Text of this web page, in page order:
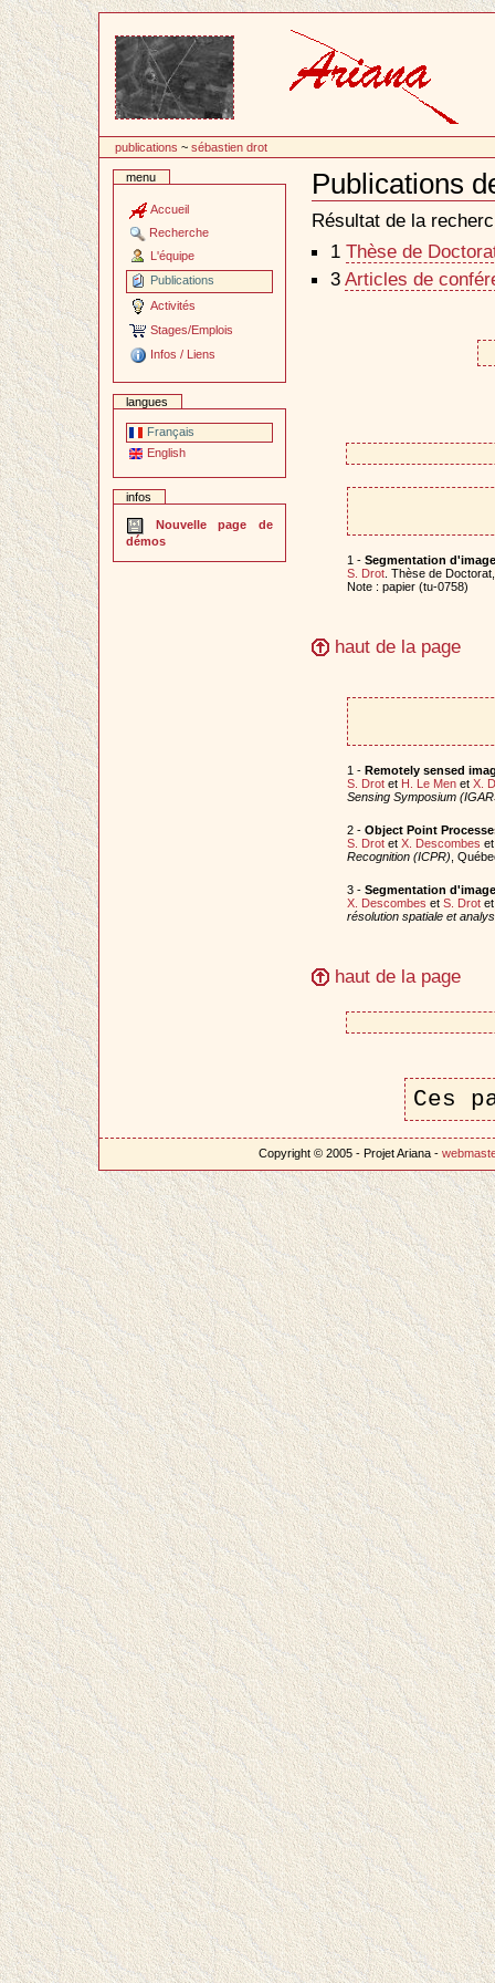
contenu
publications ~sébastien drot
menu
Accueil
Recherche
L'équipe
Publications
Activités
Stages/Emplois
Infos / Liens
langues
Français
English
infos
Nouvelle page de
démos
Publications
Document
Actions
Résultat de la
1 Thèse de
3 Articles de
1 - Segmentation
S. Drot. Thèse de
Note : papier (tu-0758)
haut de la page
1 - Remotely sensed
S. Drotet H. Le Menet X.
Sensing Symposium
2 - Object Point
S. Drotet X. Descombes
Recognition (ICPR) ,
3 - Segmentation
X. Descombes et S. Drot
résolution spatiale et
haut de la page
Ces
Copyright © 2005 - Projet Ariana -